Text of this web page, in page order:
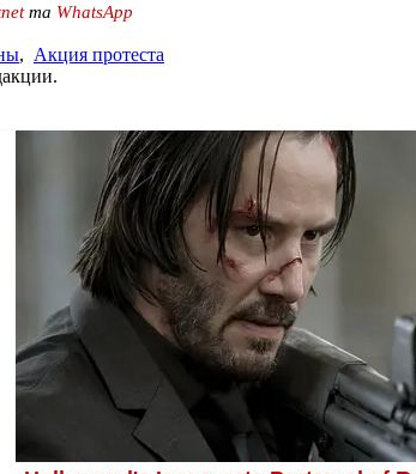
та WhatsApp
, Акция протеста